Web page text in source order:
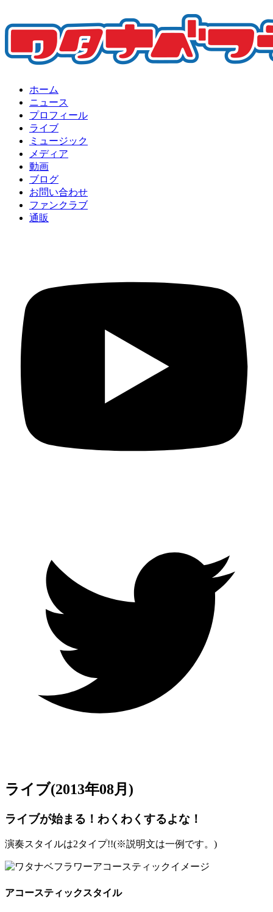
ホーム
ニュース
プロフィール
ライブ
ミュージック
メディア
動画
ブログ
お問い合わせ
ファンクラブ
通販
ライブ(2013年08月)
ライブが始まる！わくわくするよな！
演奏スタイルは2タイプ!!(※説明文は一例です。)
アコースティックスタイル